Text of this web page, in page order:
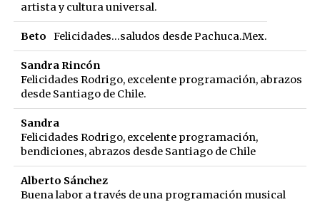
artista y cultura universal.
Beto Felicidades...saludos desde Pachuca.Mex.
Sandra Rincón
Felicidades Rodrigo, excelente programación, abrazos
desde Santiago de Chile.
Sandra
Felicidades Rodrigo, excelente programación,
bendiciones, abrazos desde Santiago de Chile
Alberto Sánchez
Buena labor a través de una programación musical